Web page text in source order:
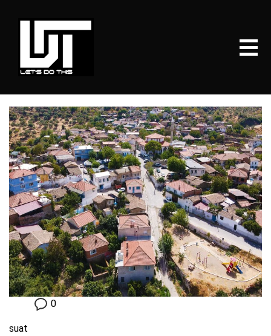
0
suat